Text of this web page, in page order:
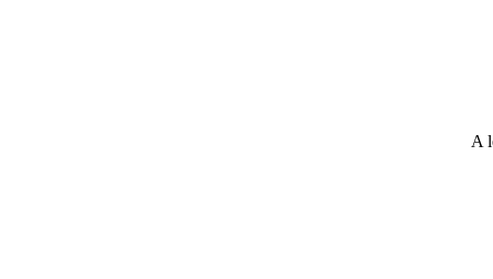
A